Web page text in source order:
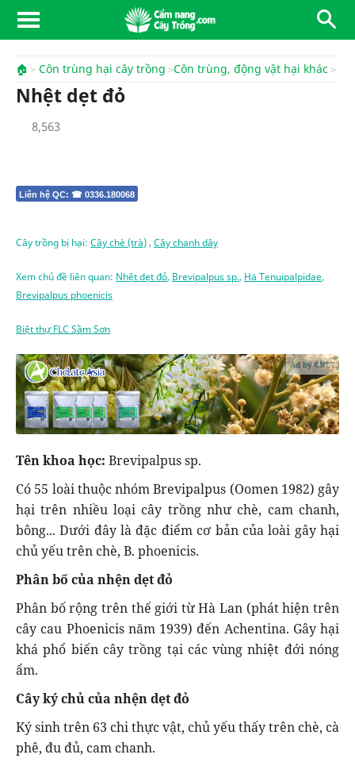
🏠 Côn trùng hại cây trồng Côn trùng, động vật hại khác
Nhệt dẹt đỏ
8,563
Liên hệ QC: ☎ 0336.180068
Cây trồng bị hại: Cây chè (trà), Cây chanh dây
Xem chủ đề liên quan: Nhệt dẹt đỏ, Brevipalpus sp., Hä Tenuipalpidae,
Brevipalpus phoenicis
Biệt thự FLC Sầm Sơn
Ad by CNCT
Tên khoa học: Brevipalpus sp.
Có 55 loài thuộc nhóm Brevipalpus (Oomen 1982) gây
hại trên nhiều loại cây trồng như chè, cam chanh,
bông... Dưới đây là đặc điểm cơ bản của loài gây hại
chủ yếu trên chè, B. phoenicis.
Phân bố của nhện dẹt đỏ
Phân bố rộng trên thế giới từ Hà Lan (phát hiện trên
cây cau Phoenicis năm 1939) đến Achentina. Gây hại
khá phổ biến cây trồng tại các vùng nhiệt đới nóng
ẩm.
Cây ký chủ của nhện dẹt đỏ
Ký sinh trên 63 chi thực vật, chủ yếu thấy trên chè, cà
phê, đu đủ, cam chanh.